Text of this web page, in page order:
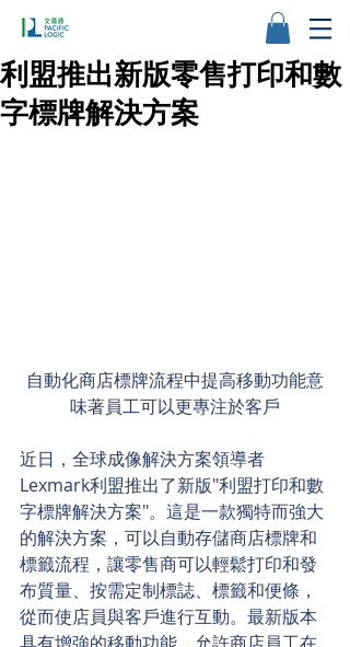
利盟推出新版零售打印和數
字標牌解決方案
自動化商店標牌流程中提高移動功能意
味著員工可以更專注於客戶
近日，全球成像解決方案領導者
Lexmark利盟推出了新版"利盟打印和數
字標牌解決方案"。這是一款獨特而強大
的解決方案，可以自動存儲商店標牌和
標籤流程，讓零售商可以輕鬆打印和發
布質量、按需定制標誌、標籤和便條，
從而使店員與客戶進行互動。最新版本